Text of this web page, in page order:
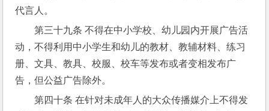
代言人。
第三十九条 不得在中小学校、幼儿园内开展广告活
动，不得利用中小学生和幼儿的教材、教辅材料、练习
册、文具、教具、校服、校车等发布或者变相发布广
告，但公益广告除外。
第四十条 在针对未成年人的大众传播媒介上不得发